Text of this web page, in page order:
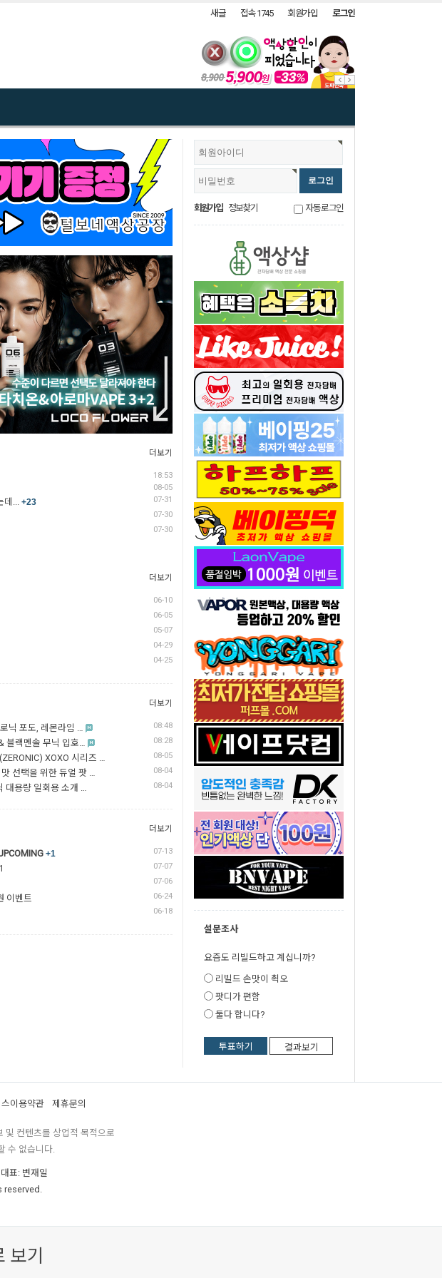
새글 접속 1745 회원가입 로그인
더보기
18:53
08-05
데... +23 07-31
07-30
07-30
더보기
06-10
06-05
05-07
04-29
04-25
더보기
닉 포도, 레몬라임 … 08:48
블랙멘솔 무닉 입호… 08:28
XOXO 시리즈 … 08-05
선택을 위한 듀얼 팟 … 08-04
대용량 일회용 소개 … 08-04
더보기
+1 07-13
07-07
07-06
이벤트 06-24
06-18
회원가입 정보찾기 자동로그인
설문조사
요즘도 리빌드하고 계십니까?
리빌드 손맛이 쵝오
팟디가 편함
둘다 합니다?
투표하기 결과보기
이용약관 제휴문의
및 컨텐츠를 상업적 목적으로
수 없습니다.
표: 변재일
reserved.
기